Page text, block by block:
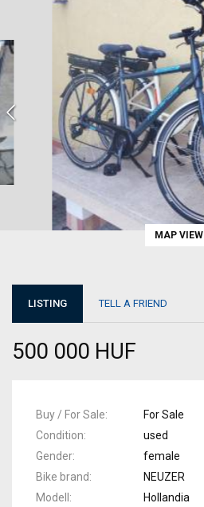
MAP VIEW
LISTING TELL A FRIEND
500 000 HUF
Buy / For Sale
For Sale
Condition
used
Gender
female
Bike brand
NEUZER
Modell
Hollandia